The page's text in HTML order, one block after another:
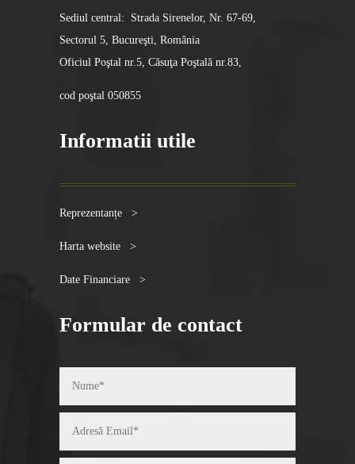
Sediul central: Strada Sirenelor, Nr. 67-69,
Sectorul 5, Bucureşti, România
Oficiul Poştal nr.5, Căsuţa Poştală nr.83,
cod poştal 050855
Informatii utile
Reprezentanțe >
Harta website >
Date Financiare >
Formular de contact